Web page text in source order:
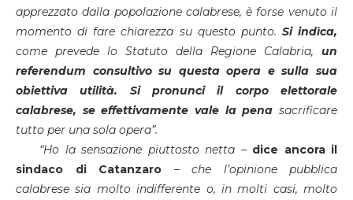
apprezzato dalla popolazione calabrese, è forse venuto il
momento di fare chiarezza su questo punto. Si indìca,
come prevede lo Statuto della Regione Calabria, un
referendum consultivo su questa opera e sulla sua
obiettiva utilità. Si pronunci il corpo elettorale
calabrese, se effettivamente vale la pena sacrificare
tutto per una sola opera”.
“Ho la sensazione piuttosto netta –dice ancora il
sindaco di Catanzaro –che l’opinione pubblica
calabrese sia molto indifferente o, in molti casi, molto